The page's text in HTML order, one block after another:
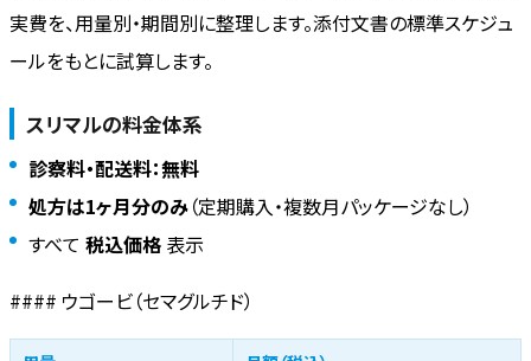
実費を、用量別・期間別に整理します。添付文書の標準スケジュ
ールをもとに試算します。
スリマルの料金体系
診察料・配送料：無料
処方は1ヶ月分のみ（定期購入・複数月パッケージなし）
すべて 税込価格 表示
#### ウゴービ（セマグルチド）